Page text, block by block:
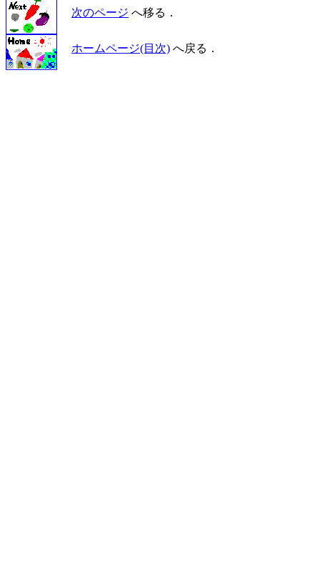
次のページ へ移る．
ホームページ(目次) へ戻る．